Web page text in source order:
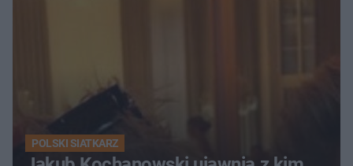
POLSKI SIATKARZ